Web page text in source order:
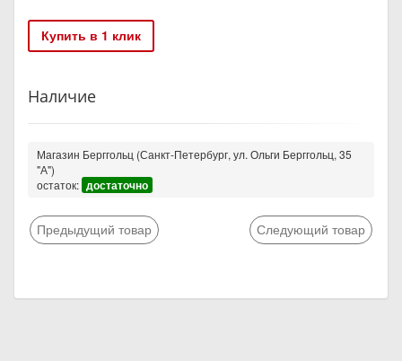
Купить в 1 клик
Наличие
Магазин Берггольц (Санкт-Петербург, ул. Ольги Берггольц, 35
"А")
остаток: достаточно
Предыдущий товар Следующий товар